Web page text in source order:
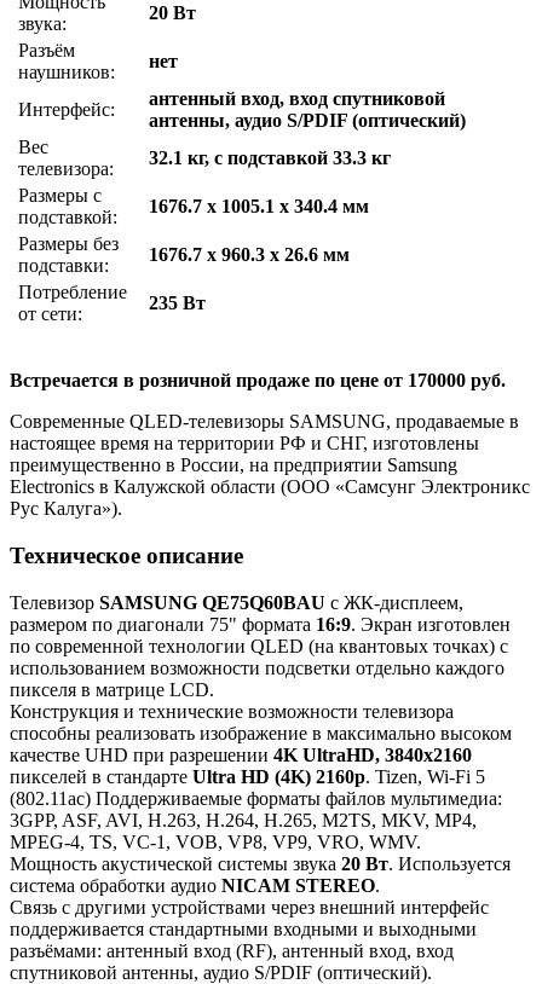
звука:
20 Вт
Разъём
наушников:
нет
Интерфейс:
антенный вход, вход спутниковой
антенны, аудио S/PDIF (оптический)
Вес
телевизора:
32.1 кг, с подставкой 33.3 кг
Размеры с
подставкой:
1676.7 x 1005.1 x 340.4 мм
Размеры без
подставки:
1676.7 x 960.3 x 26.6 мм
Потребление
от сети:
235 Вт
Встречается в розничной продаже по цене от 170000 руб.
Современные QLED-телевизоры SAMSUNG, продаваемые в
настоящее время на территории РФ и СНГ, изготовлены
преимущественно в России, на предприятии Samsung
Electronics в Калужской области (ООО «Самсунг Электроникс
Рус Калуга»).
Техническое описание
Телевизор SAMSUNG QE75Q60BAU с ЖК-дисплеем,
размером по диагонали 75" формата 16:9. Экран изготовлен
по современной технологии QLED (на квантовых точках) с
использованием возможности подсветки отдельно каждого
пикселя в матрице LCD.
Конструкция и технические возможности телевизора
способны реализовать изображение в максимально высоком
качестве UHD при разрешении 4K UltraHD, 3840x2160
пикселей в стандарте Ultra HD (4K) 2160p. Tizen, Wi-Fi 5
(802.11ac) Поддерживаемые форматы файлов мультимедиа:
3GPP, ASF, AVI, H.263, H.264, H.265, M2TS, MKV, MP4,
MPEG-4, TS, VC-1, VOB, VP8, VP9, VRO, WMV.
Мощность акустической системы звука 20 Вт. Используется
система обработки аудио NICAM STEREO.
Связь с другими устройствами через внешний интерфейс
поддерживается стандартными входными и выходными
разъёмами: антенный вход (RF), антенный вход, вход
спутниковой антенны, аудио S/PDIF (оптический).